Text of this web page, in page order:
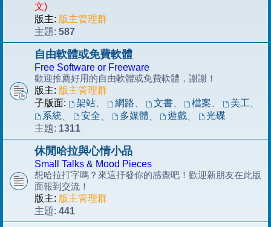
文)
版主: 版主管理群
主題: 587
自由軟體或免費軟體
Free Software or Freeware
歡迎推薦好用的自由軟體或免費軟體，謝謝！
版主: 版主管理群
子版面:
架站、 網路 文書、 檔案 美工
系統、 安全 多媒體 遊戲
光碟
主題: 1311
休閒哈拉與心情小品
Small Talks & Mood Pieces
想哈拉打字嗎？來這抒發你的感覺吧！歡迎新朋友在此版
面報到交流！
版主: 版主管理群
主題: 441